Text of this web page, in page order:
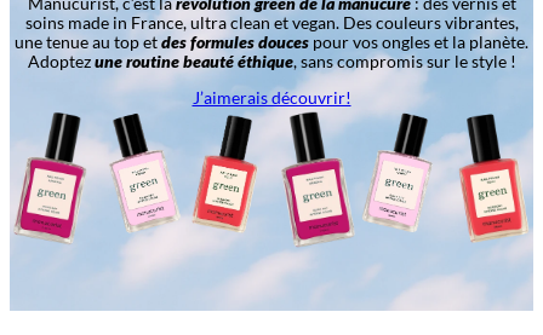
soins made in France, ultra clean et vegan. Des couleurs vibrantes,
une tenue au top etdes formules douces pour vos ongles et la planète.
Adoptezune routine beauté éthique, sans compromis sur le style !
J’aimerais découvrir!